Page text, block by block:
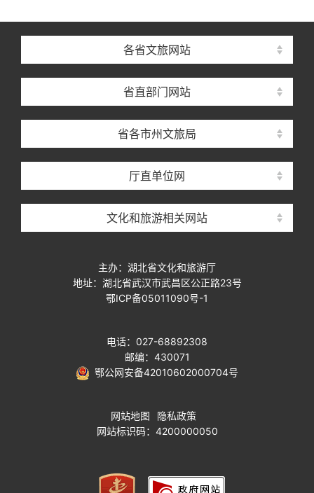
各省文旅网站
省直部门网站
省各市州文旅局
厅直单位网
文化和旅游相关网站
主办：湖北省文化和旅游厅
地址：湖北省武汉市武昌区公正路23号
鄂ICP备05011090号-1
电话：027-68892308
邮编：430071
鄂公网安备42010602000704号
网站地图
隐私政策
网站标识码：4200000050